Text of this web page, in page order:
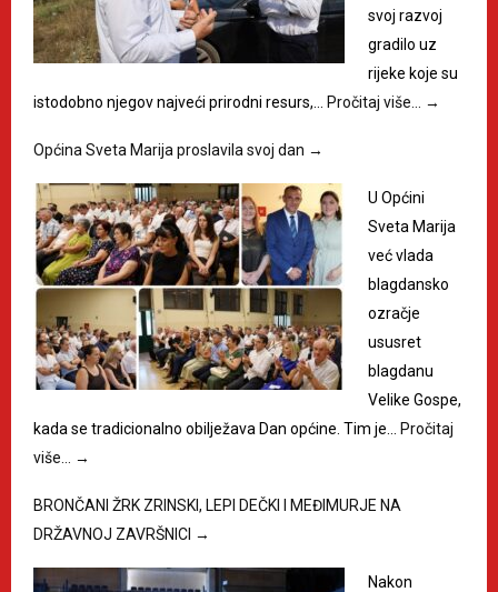
svoj razvoj
gradilo uz
rijeke koje su
istodobno njegov najveći prirodni resurs,… Pročitaj više… →
Općina Sveta Marija proslavila svoj dan →
U Općini
Sveta Marija
već vlada
blagdansko
ozračje
ususret
blagdanu
Velike Gospe,
kada se tradicionalno obilježava Dan općine. Tim je… Pročitaj
više…
→
BRONČANI ŽRK ZRINSKI, LEPI DEČKI I MEĐIMURJE NA
DRŽAVNOJ ZAVRŠNICI →
Nakon